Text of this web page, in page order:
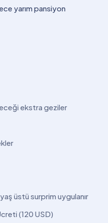
yarım pansiyon
ekstra geziler
üstü surprim uygulanır
(120 USD)